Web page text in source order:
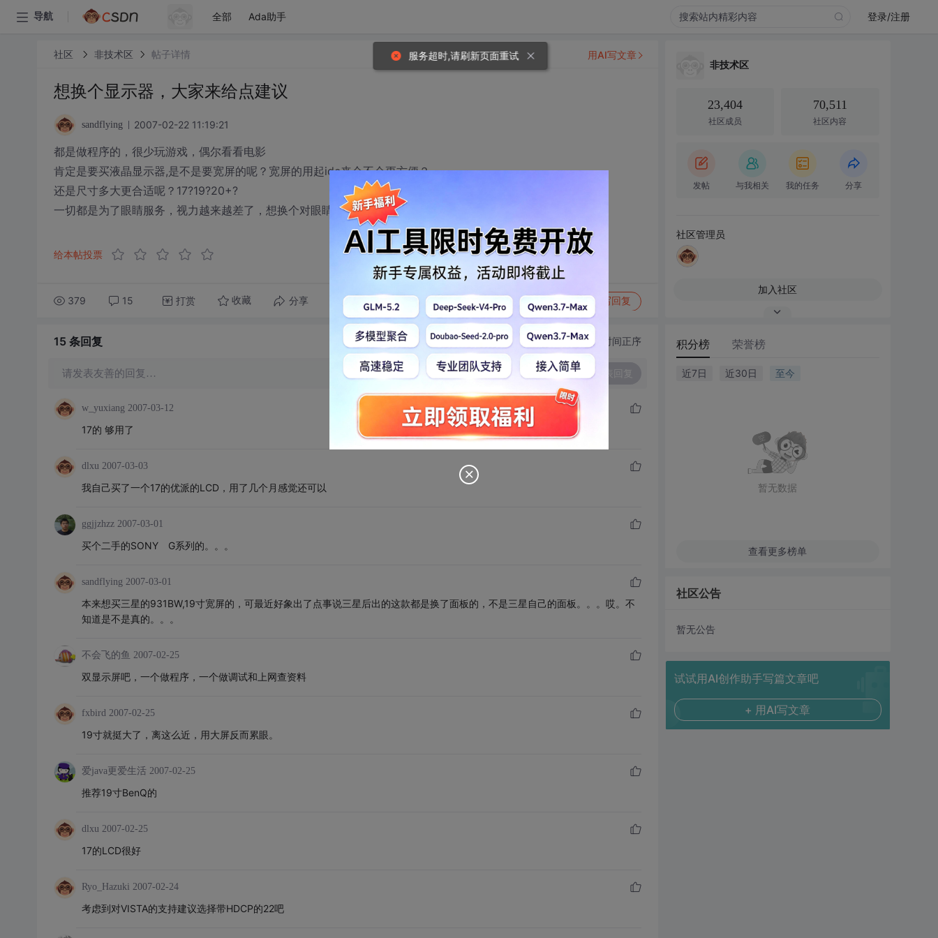
导航 全部 Ada助手 登录/注册
社区 非技术区 帖子详情
想换个显示器，大家来给点建议
sandflying 2007-02-22 11:19:21
都是做程序的，很少玩游戏，偶尔看看电影
肯定是要买液晶显示器,是不是要宽屏的呢？宽屏的用起ide来会不会更方便？
还是尺寸多大更合适呢？17?19?20+?
一切都是为了眼睛服务，视力越来越差了，想换个对眼睛好点的
给本帖投票
379 15 打赏 收藏 分享 转发到动态 举报 写回复
用AI写文章
15 条回复 切换为时间正序
请发表友善的回复… 发表回复
w_yuxiang 2007-03-12
17的 够用了
dlxu 2007-03-03
我自己买了一个17的优派的LCD，用了几个月感觉还可以
ggjjzhzz 2007-03-01
买个二手的SONY G系列的。。。
sandflying 2007-03-01
本来想买三星的931BW,19寸宽屏的，可最近好象出了点事说三星后出的这款都是换了面板的，不是三星自己的面板。。。哎。不
知道是不是真的。。。
不会飞的鱼 2007-02-25
双显示屏吧，一个做程序，一个做调试和上网查资料
fxbird 2007-02-25
19寸就挺大了，离这么近，用大屏反而累眼。
爱java更爱生活 2007-02-25
推荐19寸BenQ的
dlxu 2007-02-25
17的LCD很好
Ryo_Hazuki 2007-02-24
考虑到对VISTA的支持建议选择带HDCP的22吧
非技术区
23,404
社区成员
70,511
社区内容
发帖 与我相关 我的任务 分享
社区管理员
加入社区
积分榜 荣誉榜
近7日 近30日 至今
暂无数据
查看更多榜单
社区公告
暂无公告
试试用AI创作助手写篇文章吧
+ 用AI写文章
服务超时,请刷新页面重试